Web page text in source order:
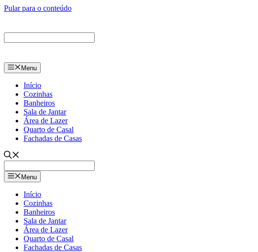
Pular para o conteúdo
Menu
Início
Cozinhas
Banheiros
Sala de Jantar
Área de Lazer
Quarto de Casal
Fachadas de Casas
Menu
Início
Cozinhas
Banheiros
Sala de Jantar
Área de Lazer
Quarto de Casal
Fachadas de Casas